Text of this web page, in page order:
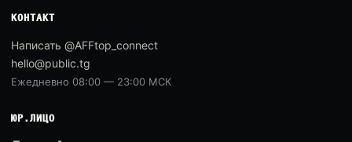
КОНТАКТ
Написать @AFFtop_connect
hello@public.tg
Ежедневно 08:00 — 23:00 МСК
ЮР.ЛИЦО